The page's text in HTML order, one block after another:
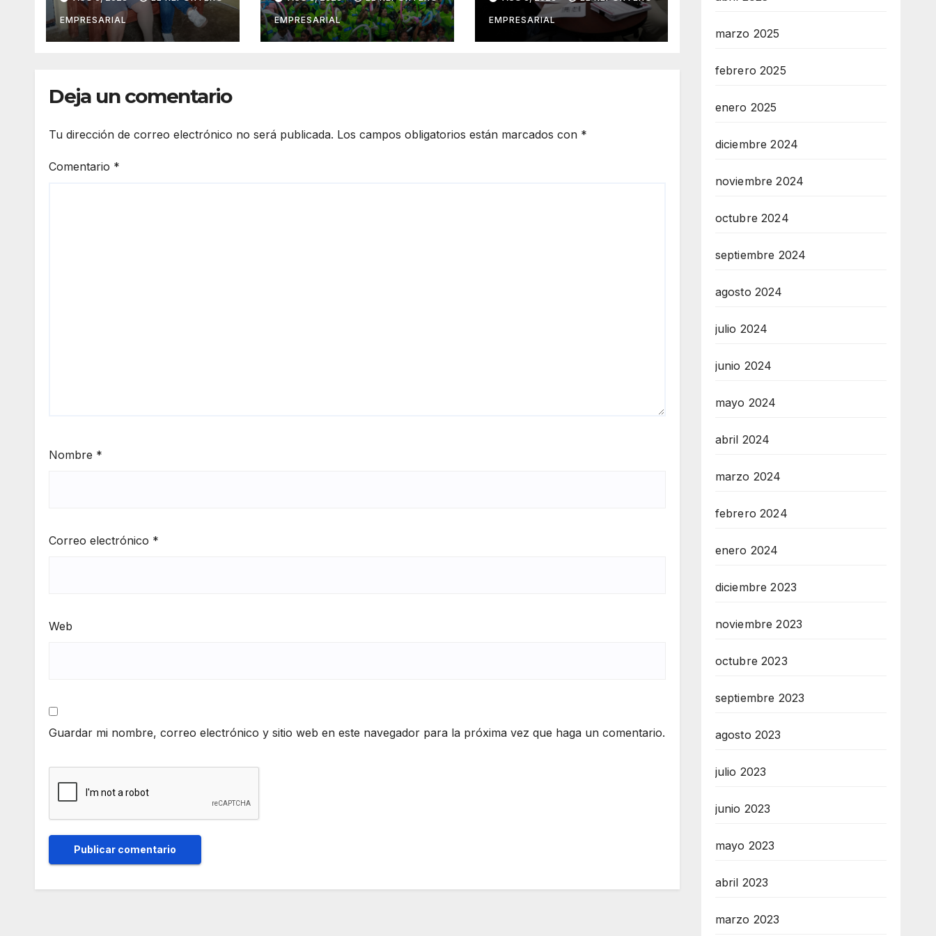
movilidad de
adultos mayores
con la entrega de
EMPRESARIAL
vecinal en Mérida y
suma a comités de
vigilancia en la
EMPRESARIAL
Seguridad en el Mar
EMPRESARIAL
Deja un comentario
Tu dirección de correo electrónico no será publicada. Los campos obligatorios están marcados con *
Comentario *
Nombre *
Correo electrónico *
Web
Guardar mi nombre, correo electrónico y sitio web en este navegador para la próxima vez que haga un comentario.
marzo 2025
febrero 2025
enero 2025
diciembre 2024
noviembre 2024
octubre 2024
septiembre 2024
agosto 2024
julio 2024
junio 2024
mayo 2024
abril 2024
marzo 2024
febrero 2024
enero 2024
diciembre 2023
noviembre 2023
octubre 2023
septiembre 2023
agosto 2023
julio 2023
junio 2023
mayo 2023
abril 2023
marzo 2023